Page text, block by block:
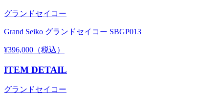
グランドセイコー
Grand Seiko グランドセイコー SBGP013
¥396,000（税込）
ITEM DETAIL
グランドセイコー